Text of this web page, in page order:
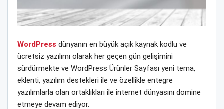
WordPress dünyanın en büyük açık kaynak kodlu ve
ücretsiz yazılımı olarak her geçen gün gelişimini
sürdürmekte ve WordPress Ürünler Sayfası yeni tema,
eklenti, yazılım destekleri ile ve özellikle entegre
yazılımlarla olan ortaklıkları ile internet dünyasını domine
etmeye devam ediyor.